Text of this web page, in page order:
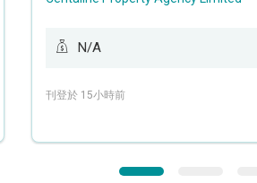
N/A
刊登於 15小時前